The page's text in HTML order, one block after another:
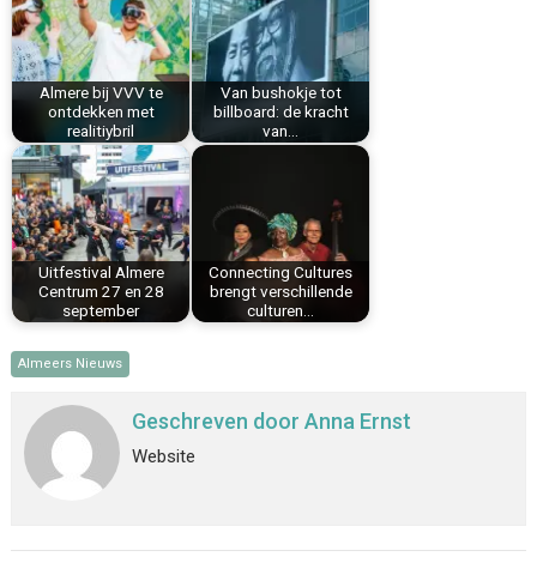
o
o
k
r
e
t
d
I
n
A
p
p
Almere bij VVV te
ontdekken met
realitiybril
Van bushokje tot
billboard: de kracht
van…
Uitfestival Almere
Centrum 27 en 28
september
Connecting Cultures
brengt verschillende
culturen…
Almeers Nieuws
Geschreven doorAnna Ernst
Website